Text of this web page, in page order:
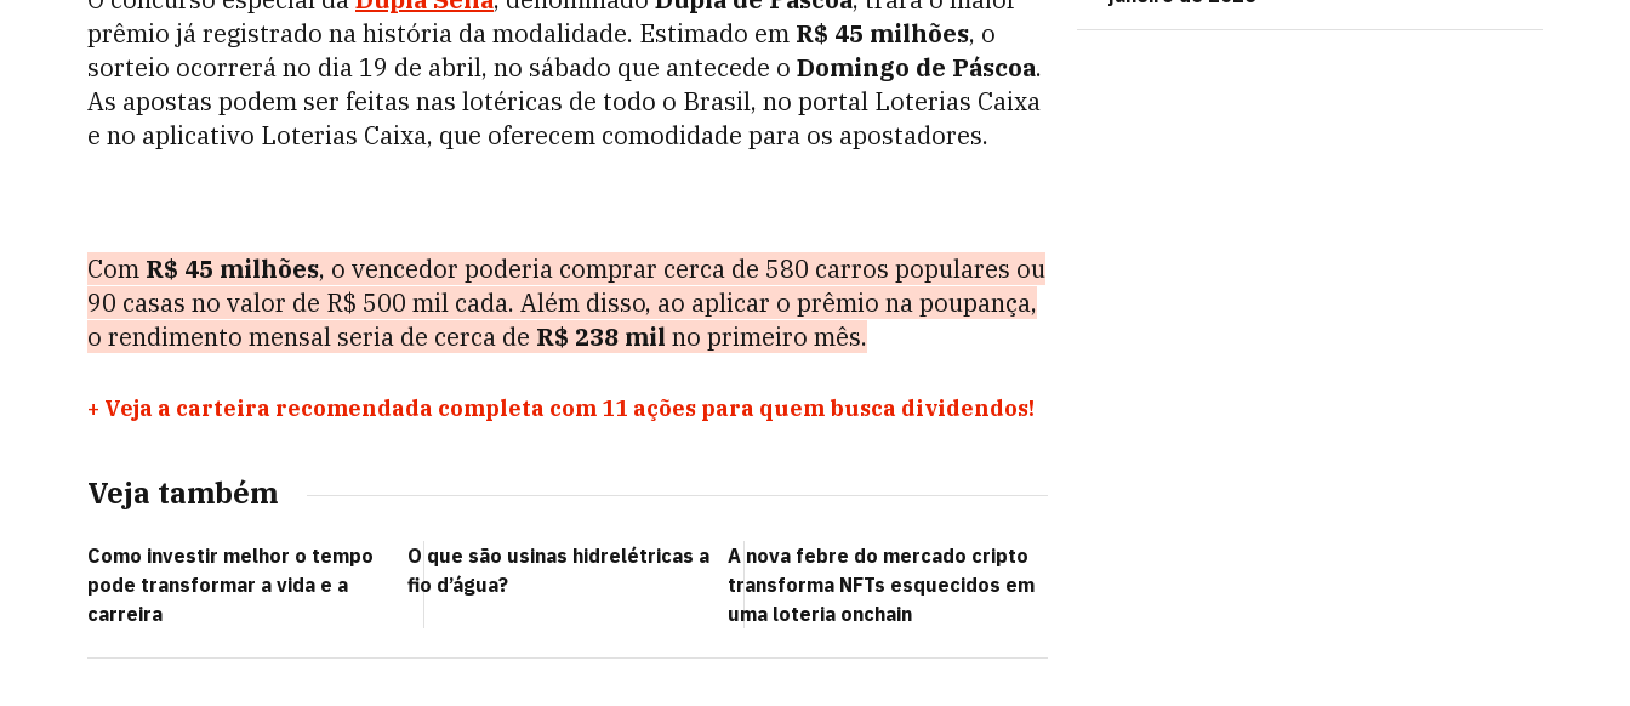
prêmio já registrado na história da modalidade. Estimado em R$ 45 milhões, o
sorteio ocorrerá no dia 19 de abril, no sábado que antecede o Domingo de Páscoa.
As apostas podem ser feitas nas lotéricas de todo o Brasil, no portal Loterias Caixa
e no aplicativo Loterias Caixa, que oferecem comodidade para os apostadores.
Com R$ 45 milhões, o vencedor poderia comprar cerca de 580 carros populares ou
90 casas no valor de R$ 500 mil cada. Além disso, ao aplicar o prêmio na poupança,
o rendimento mensal seria de cerca de R$ 238 mil no primeiro mês.
+ Veja a carteira recomendada completa com 11 ações para quem busca dividendos!
Veja também
Como investir melhor o tempo
pode transformar a vida e a
carreira
O que são usinas hidrelétricas a
fio d’água?
A nova febre do mercado cripto
transforma NFTs esquecidos em
uma loteria onchain